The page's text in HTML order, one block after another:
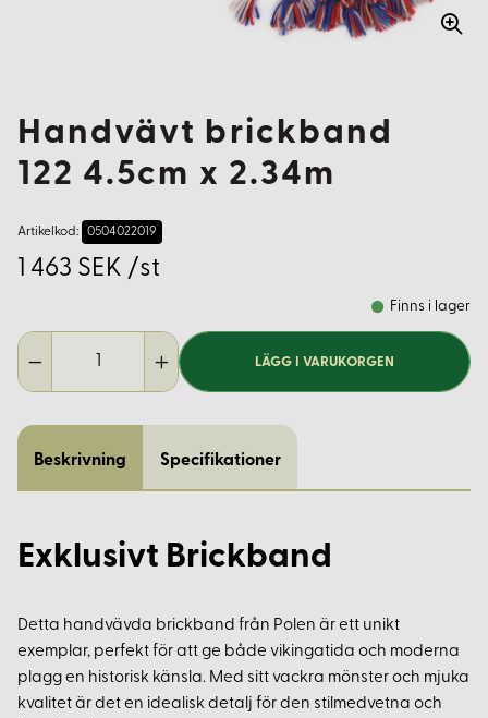
Handvävt brickband
122 4.5cm x 2.34m
Artikelkod: 0504022019
1 463 SEK /st
Finns i lager
LÄGG I VARUKORGEN
Beskrivning Specifikationer
Exklusivt Brickband
Detta handvävda brickband från Polen är ett unikt
exemplar, perfekt för att ge både vikingatida och moderna
plagg en historisk känsla. Med sitt vackra mönster och mjuka
kvalitet är det en idealisk detalj för den stilmedvetna och